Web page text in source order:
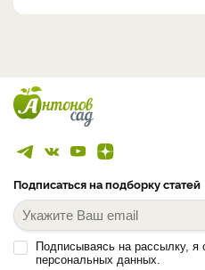
Подписаться на подборку статей
Подписываясь на рассылку, я
персональных данных.